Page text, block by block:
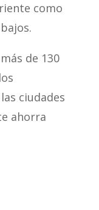
como
de 130
ciudades
ahorra